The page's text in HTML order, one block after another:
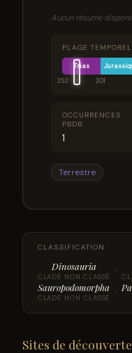
Aucun résumé
PLAGE
Trias
252
201
OCCURRENCES
PBDB
1
Terrestre
CLASSIFICATION
Dinosauria
CLADE NON CLASSÉ ›
Sauropodomorpha
CLADE NON CLASSÉ ›
Sites de découverte